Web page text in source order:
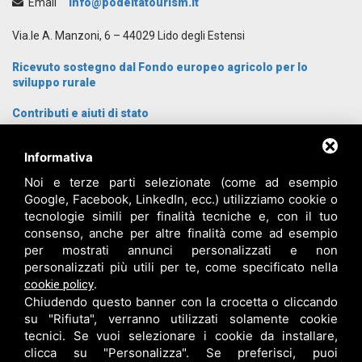
Email info@podeltatourism.it
Via.le A. Manzoni, 6 – 44029 Lido degli Estensi
Ricevuto sostegno dal Fondo europeo agricolo per lo
sviluppo rurale
Contributi e aiuti di stato
Cosa Visitare
Cosa fare
Dove dormire
Proposte gruppi
Come arrivare
Chi siamo
Contatti
Login
Informativa
Noi e terze parti selezionate (come ad esempio
Google, Facebook, LinkedIn, ecc.) utilizziamo cookie o
tecnologie simili per finalità tecniche e, con il tuo
consenso, anche per altre finalità come ad esempio
per mostrati annunci personalizzati e non
personalizzati più utili per te, come specificato nella
cookie policy.
Chiudendo questo banner con la crocetta o cliccando
su "Rifiuta", verranno utilizzati solamente cookie
tecnici. Se vuoi selezionare i cookie da installare,
clicca su "Personalizza". Se preferisci, puoi